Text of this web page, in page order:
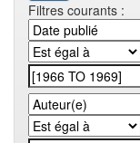
Filtres courants :